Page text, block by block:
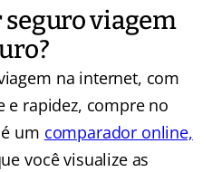
viagem
na internet, com
e rapidez, compre no
um comparador online,
você visualize as